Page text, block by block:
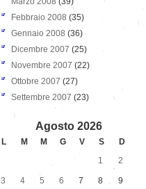
Febbraio 2008 (35)
Gennaio 2008 (36)
Dicembre 2007 (25)
Novembre 2007 (22)
Ottobre 2007 (27)
Settembre 2007 (23)
Agosto 2026
L M M G V S
D
1
2
3 4 5 6 7 8 9